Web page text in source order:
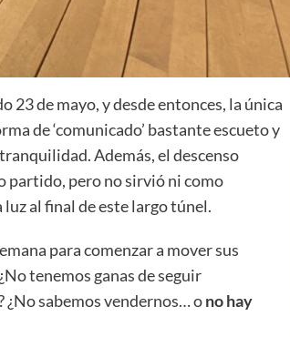
de mayo, y desde entonces, la única
de ‘comunicado’ bastante escueto y
Además, el descenso
partido, pero no sirvió ni como
al final de este largo túnel.
para comenzar a mover sus
tenemos ganas de seguir
sabemos vendernos… ono hay
cuarto cumpleaños. Y todo crecimiento conlleva
sus cambios. Cambio que...
Leer más